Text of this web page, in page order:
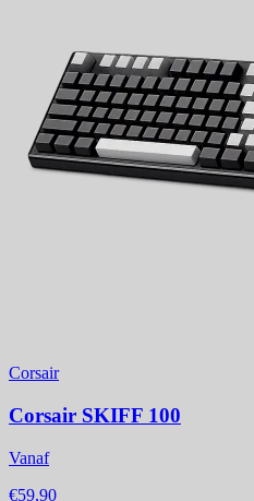
Corsair
Corsair SKIFF 100
Vanaf
€59,90